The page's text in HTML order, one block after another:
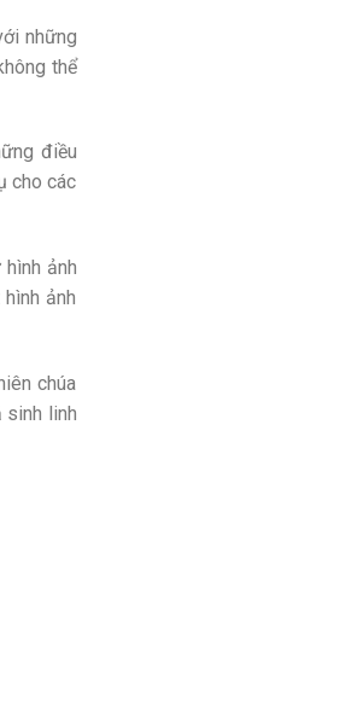
những
thể
điều
cho các
ảnh
ảnh
chúa
sinh linh